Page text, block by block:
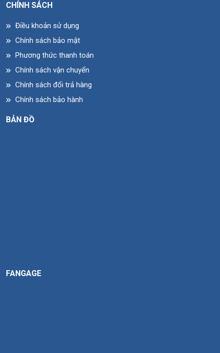
CHÍNH SÁCH
Điều khoản sử dụng
Chính sách bảo mật
Phương thức thanh toán
Chính sách vận chuyển
Chính sách đổi trả hàng
Chính sách bảo hành
BẢN ĐỒ
FANGAGE